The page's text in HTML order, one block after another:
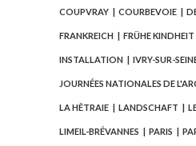
COUPVRAY COURBEVOIE
FRANKREICH FRÜHE KINDHEIT
INSTALLATION IVRY-SUR-
JOURNÉES NATIONALES DE
LA HÊTRAIE LANDSCHAFT
LIMEIL-BRÉVANNES PARIS